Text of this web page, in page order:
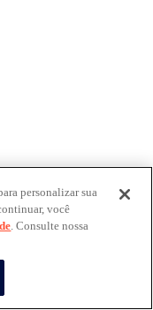
personalizar sua
você
. Consulte nossa